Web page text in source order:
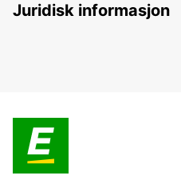
Juridisk informasjon